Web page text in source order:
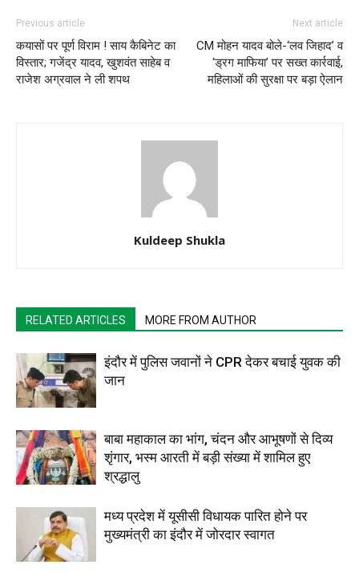
Previous article
कयासों पर पूर्ण विराम ! साय कैबिनेट का
विस्तार; गजेंद्र यादव, खुशवंत साहेब व
राजेश अग्रवाल ने ली शपथ
Next article
CM मोहन यादव बोले-‘लव जिहाद’ व
‘ड्रग माफिया’ पर सख्त कार्रवाई,
महिलाओं की सुरक्षा पर बड़ा ऐलान
Kuldeep Shukla
RELATED ARTICLES MORE FROM AUTHOR
इंदौर में पुलिस जवानों ने CPR देकर बचाई युवक की
जान
बाबा महाकाल का भांग, चंदन और आभूषणों से दिव्य
शृंगार, भस्म आरती में बड़ी संख्या में शामिल हुए
श्रद्धालु
मध्य प्रदेश में यूसीसी विधायक पारित होने पर
मुख्यमंत्री का इंदौर में जोरदार स्वागत